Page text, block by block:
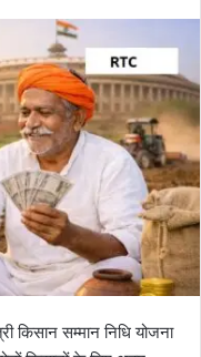
किसान सम्मान निधि योजना